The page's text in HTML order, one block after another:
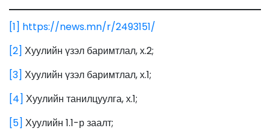
[1] https://news.mn/r/2493151/
[2] Хуулийн үзэл баримтлал, х.2;
[3] Хуулийн үзэл баримтлал, х.1;
[4] Хуулийн танилцуулга, х.1;
[5] Хуулийн 1.1-р заалт;